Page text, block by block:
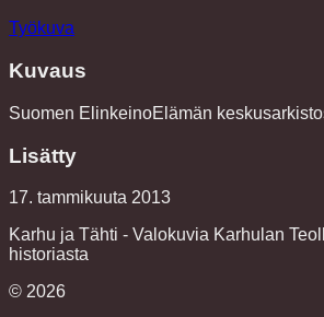
Työkuva
Kuvaus
Suomen ElinkeinoElämän
Lisätty
17. tammikuuta 2013
Karhu ja Tähti - Valokuvia Karhulan
historiasta
© 2026